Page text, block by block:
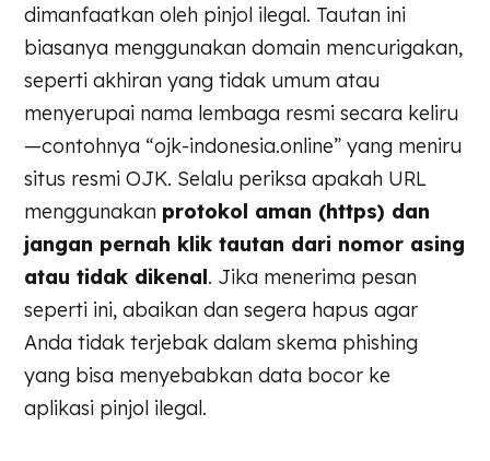
dimanfaatkan oleh pinjol ilegal. Tautan ini
biasanya menggunakan domain mencurigakan,
seperti akhiran yang tidak umum atau
menyerupai nama lembaga resmi secara keliru
—contohnya “ojk-indonesia.online” yang meniru
situs resmi OJK. Selalu periksa apakah URL
menggunakan protokol aman (https) dan
jangan pernah klik tautan dari nomor asing
atau tidak dikenal. Jika menerima pesan
seperti ini, abaikan dan segera hapus agar
Anda tidak terjebak dalam skema phishing
yang bisa menyebabkan data bocor ke
aplikasi pinjol ilegal.